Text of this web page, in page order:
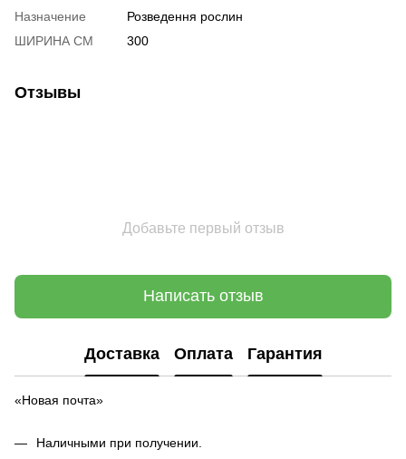
Назначение
Розведення рослин
ШИРИНА СМ
300
Отзывы
Добавьте первый отзыв
Написать отзыв
Доставка Оплата Гарантия
«Новая почта»
Наличными при получении.